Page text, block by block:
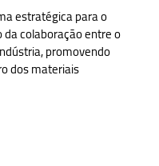
estratégica para o
colaboração entre o
promovendo
dos materiais